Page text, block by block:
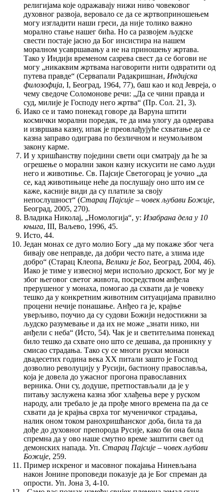
религијама које одражавају нижи ниво човековог
духовног развоја, веровало се да се жртвоприношењем
могу изгладити наши греси, да није толико важно
морално стање нашег бића. Но са развојем људске
свести постаје јасно да Бог инсистира на нашем
моралном усавршавању а не на приношењу жртава.
Тако у Индији временом сазрева свест да се богови не
могу „никаквим жртвама наговорити нити одвратити од
путева правде“ (Сервапали Радакришнан, Индијска
филозофија, I, Београд, 1964, 77), баш као и код Јевреја, о
чему сведоче Соломонове речи: „Да се чини правда и
суд, милије је Господу него жртва“ (Пр. Сол. 21, 3).
Иако се и тамо понекад говоре да Варуна штити
космички морални поредак, те да има улогу да одмерава
и извршава казну, ипак је преовлађујуће схватaње да се
казна заправо одиграва по безличном и неумољивом
закону карме.
И у хришћанству поједини свети оци сматрају да ће за
огрешење о морални закон казну искусити не само људи
него и животиње. Св. Пајсије Светогорац је уочио „да
се, кад животињице неће да послушају оно што им се
каже, касније види да су платиле за своју
непослушност“ (Старац Пајсије – човек љубави Божије,
Београд, 2005, 270).
Владика Николај, „Номологија“, у: Изабранa дела у 10
књига, III, Ваљево, 1996, 45.
Исто, 44.
Један монах се дуго молио Богу „да му покаже због чега
бивају ове неправде, да добри често пате, а злима иде
добро“ (Старац Клеопа, Велики је Бог, Београд, 2004, 46).
Иако је тиме у извесној мери испољио дрскост, Бог му је
због његовог светог живота, посредством анђела
прерушеног у монаха, помогао да схвати да је човеку
тешко да у конкретним животним ситуацијама правилно
процени нечије понашање. Анђео га је, крајње
уверљиво, поучио да су судови Божији недостижни за
људско разумевање и да их не може „знати нико, ни
анђели с неба“ (Исто, 54). Чак је и светитељима понекад
било тешко да схвате оно што се дешава, да проникну у
смисао страдања. Тако су се многи руски монаси
двадесетих година века XX питали зашто је Господ
дозволио револуцију у Русији, бастиону православља,
која је довела до ужасног прогона православних
верника. Они су, додуше, претпостављали да је у
питању заслужена казна због хлађења вере у руском
народу, али требало је да прође много времена па да се
схвати да је крајња сврха тог мученичког страдања,
налик оном током ранохришћанског доба, била та да
дође до духовног препорода Русије, како би она била
спремна да у ово наше смутно време заштити свет од
демонских напада. Уп. Старац Пајсије – човек љубави
Божије, 259.
Пример искреног и масовног покајања Ниневљана
након Јонине проповеди показује да је Бог спреман да
опрости. Уп. Јона 3, 4-10.